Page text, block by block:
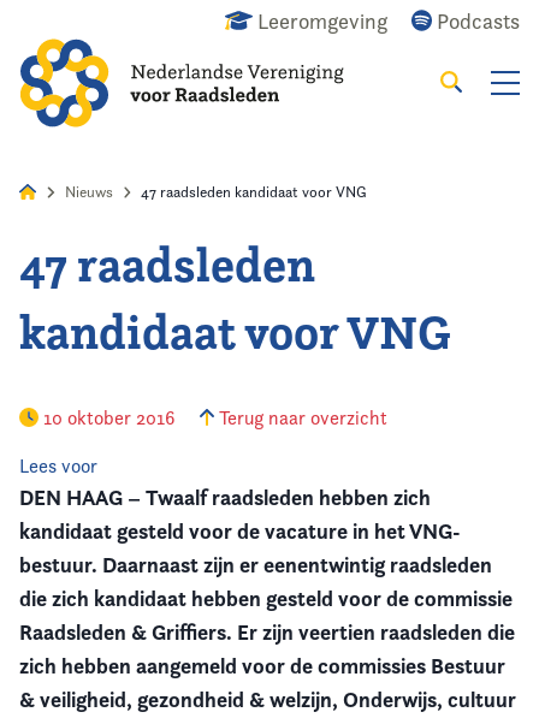
Leeromgeving Podcasts
Zoeken
Home
Agenda
Opleiding
Kennis & Informatie
Vereniging
Nieuws 47 raadsleden kandidaat voor VNG
47 raadsleden
kandidaat voor VNG
10 oktober 2016 Terug naar overzicht
Lees voor
DEN HAAG – Twaalf raadsleden hebben zich
kandidaat gesteld voor de vacature in het VNG-
bestuur. Daarnaast zijn er eenentwintig raadsleden
die zich kandidaat hebben gesteld voor de commissie
Raadsleden & Griffiers. Er zijn veertien raadsleden die
zich hebben aangemeld voor de commissies Bestuur
& veiligheid, gezondheid & welzijn, Onderwijs, cultuur